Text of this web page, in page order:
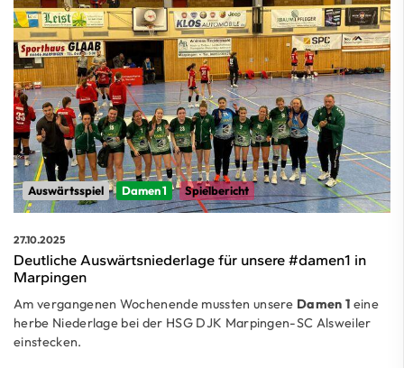
Auswärtsspiel Damen 1 Spielbericht
27.10.2025
Deutliche Auswärtsniederlage für unsere #damen1 in
Marpingen
Am vergangenen Wochenende mussten unsere Damen 1 eine
herbe Niederlage bei der HSG DJK Marpingen-SC Alsweiler
einstecken.